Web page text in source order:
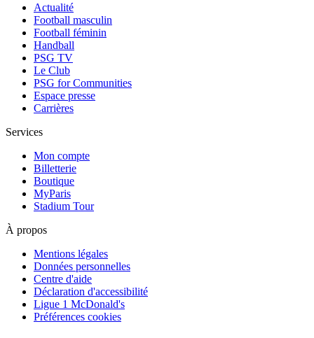
Actualité
Football masculin
Football féminin
Handball
PSG TV
Le Club
PSG for Communities
Espace presse
Carrières
Services
Mon compte
Billetterie
Boutique
MyParis
Stadium Tour
À propos
Mentions légales
Données personnelles
Centre d'aide
Déclaration d'accessibilité
Ligue 1 McDonald's
Préférences cookies